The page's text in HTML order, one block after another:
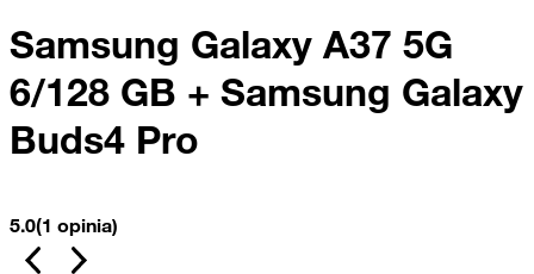
Samsung Galaxy A37 5G
6/128 GB + Samsung Galaxy
Buds4 Pro
5.0(1 opinia)